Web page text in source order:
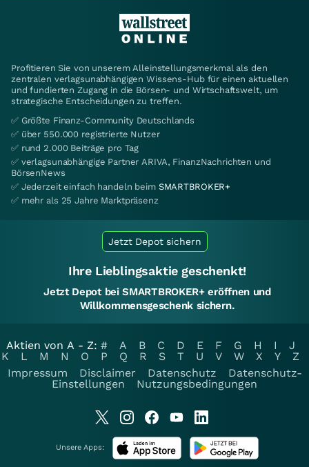
Profitieren Sie von unserem Alleinstellungsmerkmal als den
zentralen verlagsunabhängigen Wissens-Hub für einen aktuellen
und fundierten Zugang in die Börsen- und Wirtschaftswelt, um
strategische Entscheidungen zu treffen.
✅ Größte Finanz-Community Deutschlands
✅ über 550.000 registrierte Nutzer
✅ rund 2.000 Beiträge pro Tag
✅ verlagsunabhängige Partner ARIVA, FinanzNachrichten und
BörsenNews
✅ Jederzeit einfach handeln beim SMARTBROKER+
✅ mehr als 25 Jahre Marktpräsenz
Jetzt Depot sichern
Ihre Lieblingsaktie geschenkt!
Jetzt Depot bei SMARTBROKER+ eröffnen und
Willkommensgeschenk sichern.
Aktien von A - Z: # A B C D E F G H I
J
K
L M N O P Q R S T U V W X Y
Z
Impressum
Disclaimer Datenschutz
Datenschutz-
Einstellungen
Nutzungsbedingungen
Unsere Apps: